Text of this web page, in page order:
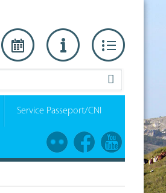
Service Passeport/CNI